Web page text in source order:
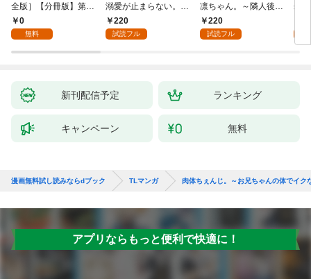
全版］【分冊版】第1
話0
無料
溺愛が止まらない。純
情で、健気で…絶倫！
(1)
220
試読フル
凛ちゃん。～隣人後輩
くんのイキすぎた執着
にハメ堕とされる～(1)
220
試読フル
装
感
【
新刊配信予定 ランキング
キャンペーン 無料
漫画無料試し読みならdブック TLマンガ 肉体ちぇんじ。～お兄ちゃんの体でイク
アプリならもっと便利で快適に！